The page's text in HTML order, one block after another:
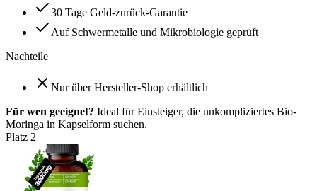
30 Tage Geld-zurück-Garantie
Auf Schwermetalle und Mikrobiologie geprüft
Nachteile
Nur über Hersteller-Shop erhältlich
Für wen geeignet? Ideal für Einsteiger, die unkompliziertes Bio-
Moringa in Kapselform suchen.
Platz 2